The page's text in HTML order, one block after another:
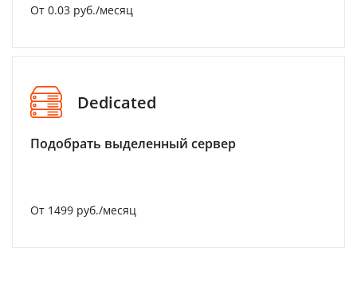
От 0.03 руб./месяц
Dedicated
Подобрать выделенный сервер
От 1499 руб./месяц